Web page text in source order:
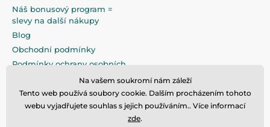
Náš bonusový program =
slevy na další nákupy
Blog
Obchodní podmínky
Podmínky ochrany osobních
Na pečlivé zabalení klademe
maximální důraz
Na vašem soukromí nám záleží
Tento web používá soubory cookie. Dalším procházením tohoto
webu vyjadřujete souhlas s jejich používáním.. Více informací
zde.